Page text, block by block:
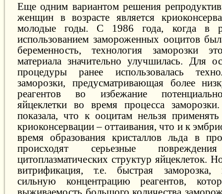
Еще одним вариантом решения
женщин в возрасте является
молодые годы. С 1986 года, когда в
использованием замороженных ооцитов
беременность, технология заморозки
материала значительно улучшилась. Для
процедуры ранее использовалась
заморозки, предусматривающая более
реагентов во избежание
яйцеклетки во время процесса
показала, что к ооцитам нельзя
криоконсервации – оттаивания, что и к
время образования кристаллов льда в
происходят серьезные
цитоплазматических структур яйцеклеток.
витрификация, т.е. быстрая заморозка,
сильную концентрацию реагентов,